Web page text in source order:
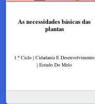
As necessidades básicas das
plantas
1.º Ciclo | Cidadania E Desenvolvimento
| Estudo Do Meio